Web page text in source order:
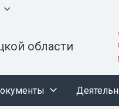
области